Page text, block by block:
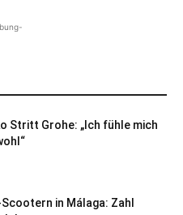
Stritt Grohe: „Ich fühle mich
in Málaga: Zahl